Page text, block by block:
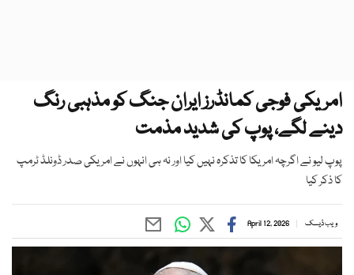
امریکی فوجی کمانڈرز ایران جنگ کو مذہبی رنگ
دینے لگے، پوپ کی شدید مذمت
پوپ لیو نے اگرچہ امریکا کا تذکرہ نہیں کیا اور نہ ہی انہوں نے امریکی صدر ڈونلڈ ٹرمپ
کا ذکر کیا
ویب ڈیسک April 12, 2026